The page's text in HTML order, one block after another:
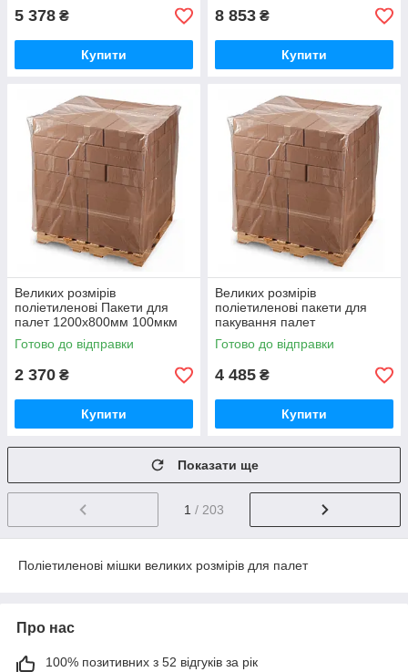
5 378 ₴
Купити
8 853 ₴
Купити
Великих розмірів
поліетиленові Пакети для
палет 1200х800мм 100мкм
висота вантажу 70см
(вторинний PE)
Готово до відправки
2 370 ₴
Купити
Великих розмірів
поліетиленові пакети для
пакування палет
1200х800мм 100мкм висота
вантажу 210см (вторинний
Готово до відправки
4 485 ₴
Купити
Показати ще
1 / 203
Поліетиленові мішки великих розмірів для палет
Про нас
100% позитивних з 52 відгуків за рік